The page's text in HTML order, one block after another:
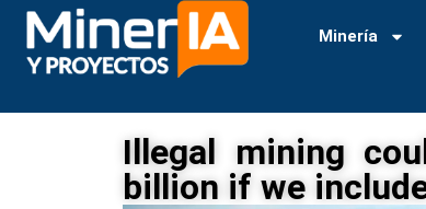
Minería
Illegal mining
billion if we